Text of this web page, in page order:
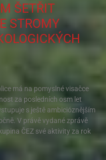
ŠETŘIT
STROMY
má na pomyslné visačce
za posledních osm let
s ještě ambicióznějším
V právě vydané zprávě
ČEZ své aktivity za rok